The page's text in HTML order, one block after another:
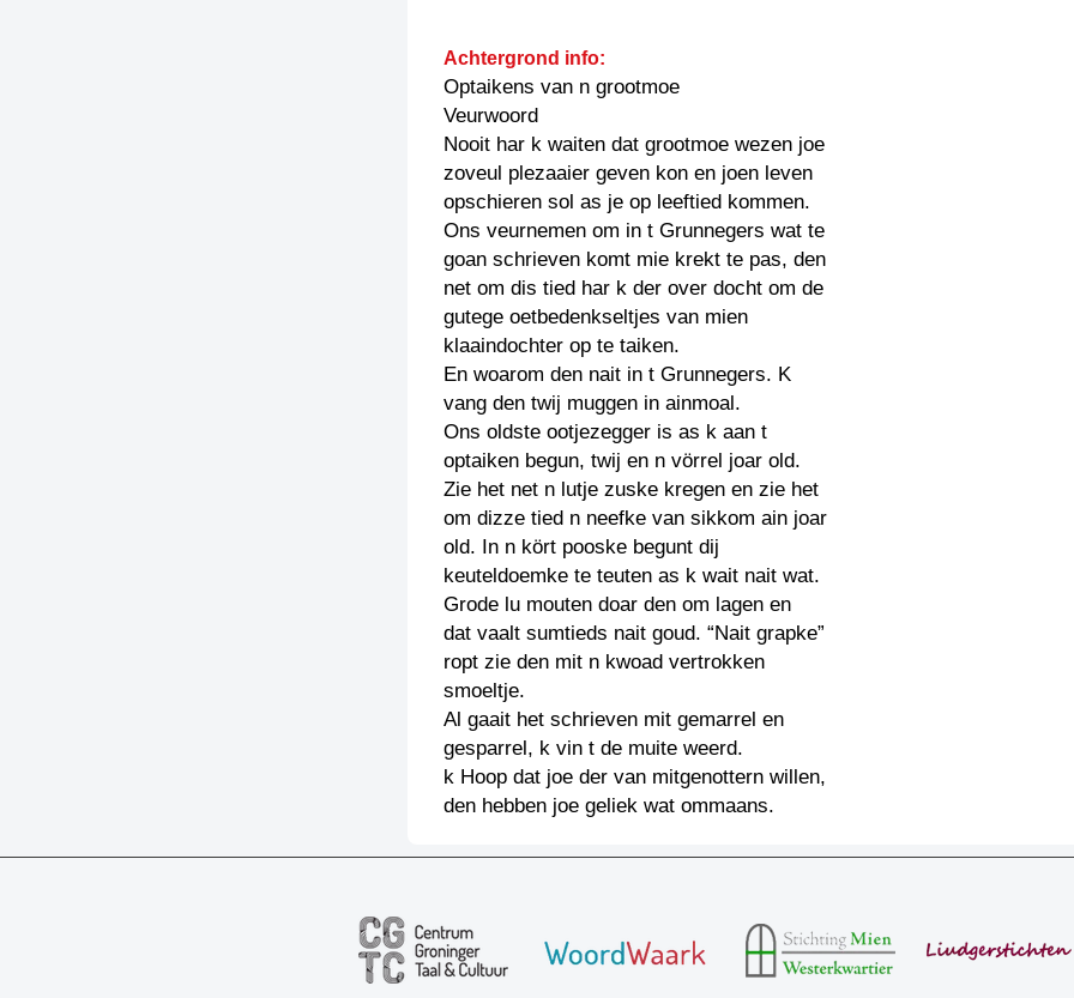
Achtergrond info:
Optaikens van n grootmoe
Veurwoord
Nooit har k waiten dat grootmoe wezen joe
zoveul plezaaier geven kon en joen leven
opschieren sol as je op leeftied kommen.
Ons veurnemen om in t Grunnegers wat te
goan schrieven komt mie krekt te pas, den
net om dis tied har k der over docht om de
gutege oetbedenkseltjes van mien
klaaindochter op te taiken.
En woarom den nait in t Grunnegers. K
vang den twij muggen in ainmoal.
Ons oldste ootjezegger is as k aan t
optaiken begun, twij en n vörrel joar old.
Zie het net n lutje zuske kregen en zie het
om dizze tied n neefke van sikkom ain joar
old. In n kört pooske begunt dij
keuteldoemke te teuten as k wait nait wat.
Grode lu mouten doar den om lagen en
dat vaalt sumtieds nait goud. “Nait grapke”
ropt zie den mit n kwoad vertrokken
smoeltje.
Al gaait het schrieven mit gemarrel en
gesparrel, k vin t de muite weerd.
k Hoop dat joe der van mitgenottern willen,
den hebben joe geliek wat ommaans.